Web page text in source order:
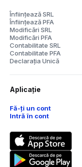
Înființează SRL
Înființează PFA
Modificări SRL
Modificări PFA
Contabilitate SRL
Contabilitate PFA
Declarația Unică
Aplicație
Fă-ți un cont
Intră în cont